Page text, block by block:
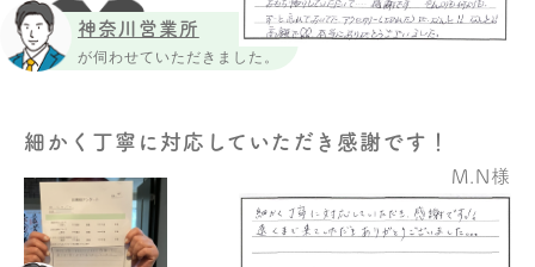
神奈川営業所
が伺わせていただきました。
細かく丁寧に対応していただき感謝です！
M.N様